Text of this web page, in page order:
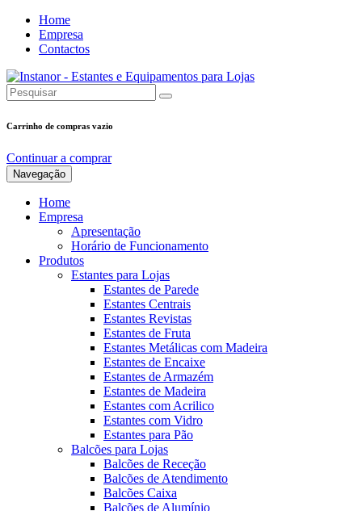
Home
Empresa
Contactos
Carrinho de compras vazio
Continuar a comprar
Navegação
Home
Empresa
Apresentação
Horário de Funcionamento
Produtos
Estantes para Lojas
Estantes de Parede
Estantes Centrais
Estantes Revistas
Estantes de Fruta
Estantes Metálicas com Madeira
Estantes de Encaixe
Estantes de Armazém
Estantes de Madeira
Estantes com Acrilico
Estantes com Vidro
Estantes para Pão
Balcões para Lojas
Balcões de Receção
Balcões de Atendimento
Balcões Caixa
Balcões de Alumínio